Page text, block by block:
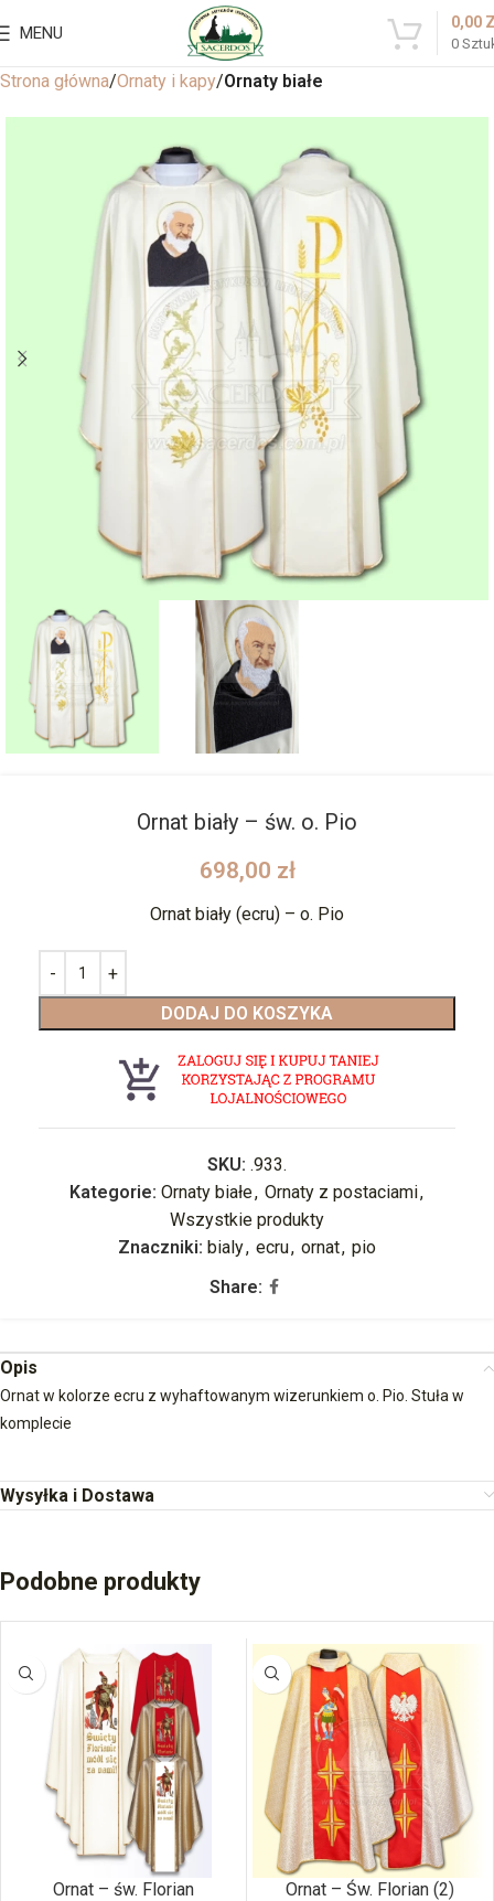
MENU
0
0,00
Strona główna Ornaty i kapy Ornaty białe
Ornat biały – św. o. Pio
698,00 zł
Ornat biały (ecru) – o. Pio
DODAJ DO KOSZYKA
SKU: .933.
Kategorie: Ornaty białe, Ornaty z postaciami,
Wszystkie produkty
Znaczniki: bialy, ecru, ornat, pio
Share:
Opis
Ornat w kolorze ecru z wyhaftowanym wizerunkiem o. Pio. Stuła w
komplecie
Wysyłka i Dostawa
Podobne produkty
Ornat – św. Florian Ornat – Św. Florian (2)